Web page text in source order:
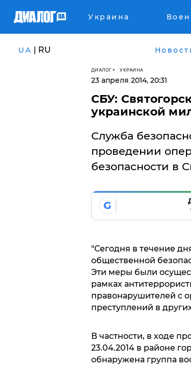
Украина
UA | RU
ДИАЛОГ УКРАИНА
23 апреля 2014, 20:31
СБУ:
украинской
Служба
проведении
безопасности в
G
"Сегодня в течение
общественной
Эти меры были
рамках
правонарушителей с
преступлений в
В частности, в ходе
23.04.2014 в районе
обнаружена группа